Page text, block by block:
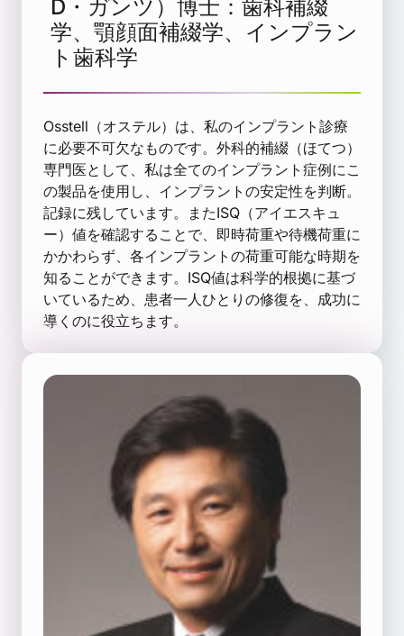
D・ガンツ）博士：歯科補綴
学、顎顔面補綴学、インプラン
ト歯科学
Osstell（オステル）は、私のインプラント診療
に必要不可欠なものです。外科的補綴（ほてつ）
専門医として、私は全てのインプラント症例にこ
の製品を使用し、インプラントの安定性を判断。
記録に残しています。またISQ（アイエスキュ
ー）値を確認することで、即時荷重や待機荷重に
かかわらず、各インプラントの荷重可能な時期を
知ることができます。ISQ値は科学的根拠に基づ
いているため、患者一人ひとりの修復を、成功に
導くのに役立ちます。